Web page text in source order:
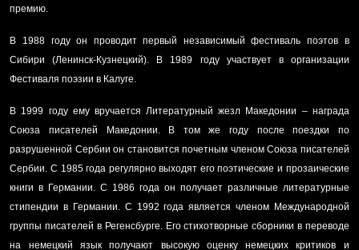
премию.
В 1988 году он проводит первый независимый фестиваль поэтов в
Сибири (Ленинск-Кузнецкий). В 1989 году участвует в организации
Фестиваля поэзии в Калуге.
В 1999 году ему вручаетсяЛитературный жезл Македонии – награда
Союза писателей Македонии. В том же году после поездки по
разрушенной Сербии он становится почетным членом Союза писателей
Сербии. С 1985 года регулярно выходят его поэтические и прозаические
книги в Германии. С 1986 года он получает различные литературные
стипендии в Германии. С 1992 года является членом Международной
группы писателей в Регенсбурге. Его стихотворные сборники в переводе
на немецкий язык получают высокую оценку немецких критиков и